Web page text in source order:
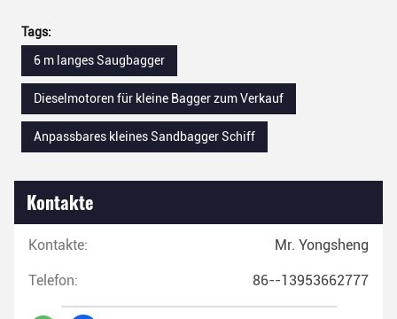
Tags:
6 m langes Saugbagger
Dieselmotoren für kleine Bagger zum Verkauf
Anpassbares kleines Sandbagger Schiff
Kontakte
Kontakte: Mr. Yongsheng
Telefon: 86--13953662777